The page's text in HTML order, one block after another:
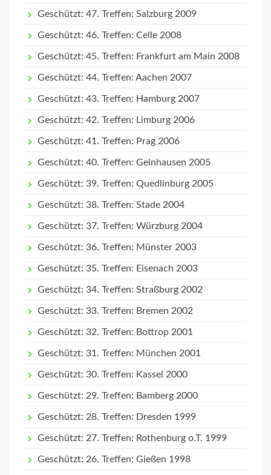
Geschützt: 47. Treffen: Salzburg 2009
Geschützt: 46. Treffen: Celle 2008
Geschützt: 45. Treffen: Frankfurt am Main 2008
Geschützt: 44. Treffen: Aachen 2007
Geschützt: 43. Treffen: Hamburg 2007
Geschützt: 42. Treffen: Limburg 2006
Geschützt: 41. Treffen: Prag 2006
Geschützt: 40. Treffen: Gelnhausen 2005
Geschützt: 39. Treffen: Quedlinburg 2005
Geschützt: 38. Treffen: Stade 2004
Geschützt: 37. Treffen: Würzburg 2004
Geschützt: 36. Treffen: Münster 2003
Geschützt: 35. Treffen: Eisenach 2003
Geschützt: 34. Treffen: Straßburg 2002
Geschützt: 33. Treffen: Bremen 2002
Geschützt: 32. Treffen: Bottrop 2001
Geschützt: 31. Treffen: München 2001
Geschützt: 30. Treffen: Kassel 2000
Geschützt: 29. Treffen: Bamberg 2000
Geschützt: 28. Treffen: Dresden 1999
Geschützt: 27. Treffen: Rothenburg o.T. 1999
Geschützt: 26. Treffen: Gießen 1998